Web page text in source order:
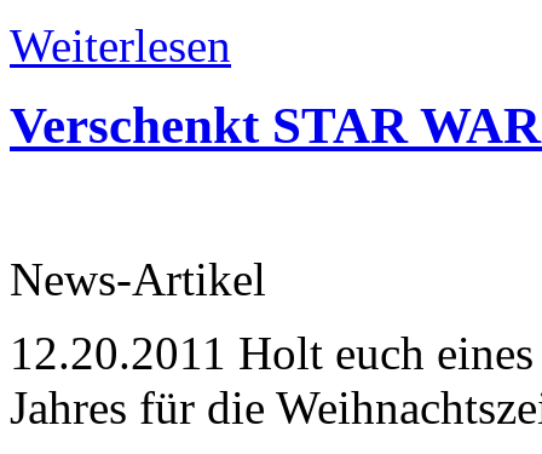
Weiterlesen
Verschenkt STAR
News-Artikel
12.20.2011 Holt euch
Jahres für die